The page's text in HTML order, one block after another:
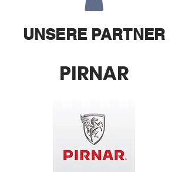
UNSERE PARTNER
PIRNAR